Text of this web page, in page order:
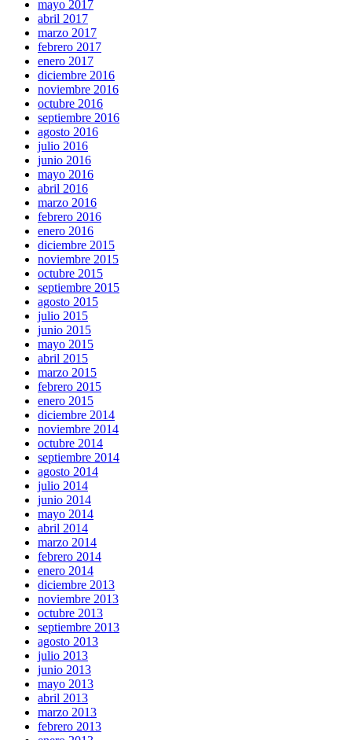
mayo 2017
abril 2017
marzo 2017
febrero 2017
enero 2017
diciembre 2016
noviembre 2016
octubre 2016
septiembre 2016
agosto 2016
julio 2016
junio 2016
mayo 2016
abril 2016
marzo 2016
febrero 2016
enero 2016
diciembre 2015
noviembre 2015
octubre 2015
septiembre 2015
agosto 2015
julio 2015
junio 2015
mayo 2015
abril 2015
marzo 2015
febrero 2015
enero 2015
diciembre 2014
noviembre 2014
octubre 2014
septiembre 2014
agosto 2014
julio 2014
junio 2014
mayo 2014
abril 2014
marzo 2014
febrero 2014
enero 2014
diciembre 2013
noviembre 2013
octubre 2013
septiembre 2013
agosto 2013
julio 2013
junio 2013
mayo 2013
abril 2013
marzo 2013
febrero 2013